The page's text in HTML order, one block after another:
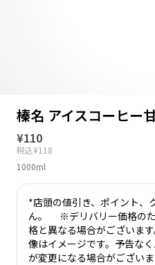
榛名 アイスコーヒー
¥110
税込¥118
1000ml
*店頭の値引き、ポイント、
ん。 ※デリバリー価格のた
格と異なる場合がございま
像はイメージです。予告な
が変更になる場合がござい